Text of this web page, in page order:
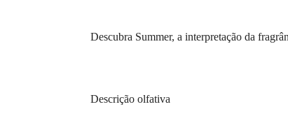
Descubra Summer, a interpretação da
Descrição olfativa